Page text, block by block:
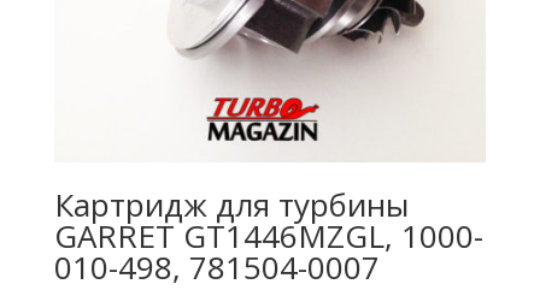
Картридж для турбины
GARRET GT1446MZGL, 1000-
010-498, 781504-0007